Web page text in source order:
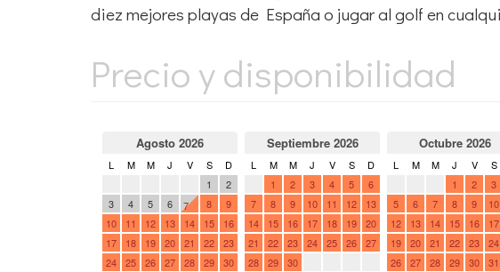
diez mejores playas de España o jugar al golf en
Precio y disponibilidad